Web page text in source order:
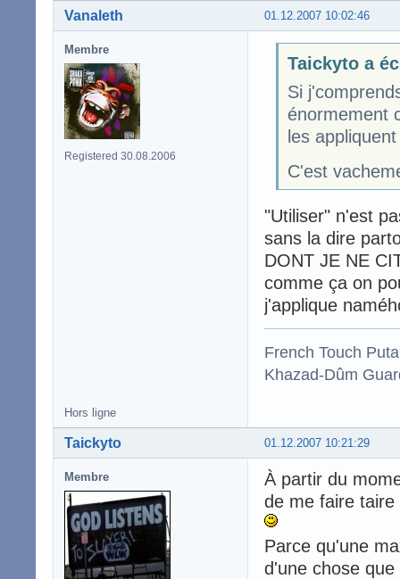
01.12.2007 10:02:46
Vanaleth
Membre
Registered 30.08.2006
Taickyto a
Si
énormement
les
C'est
"Utiliser" n'est
sans la dire
DONT JE NE
comme ça on
j'applique
French Touch
Khazad-Dûm
Hors ligne
01.12.2007 10:21:29
Taickyto
Membre
À partir du
de me faire taire
Parce qu'une
d'une chose